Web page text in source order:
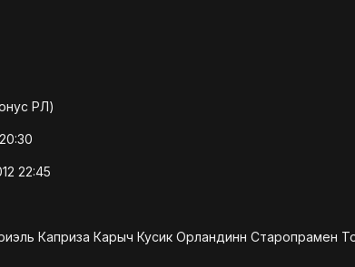
РЛ)
22:45
Каприза Карыч Кусик Орландинн Старопрамен